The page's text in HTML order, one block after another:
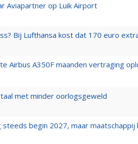
Aviapartner op Luik Airport
Bij Lufthansa kost dat 170 euro
Airbus A350F maanden vertraging
met minder oorlogsgeweld
steeds begin 2027, maar maatschappij